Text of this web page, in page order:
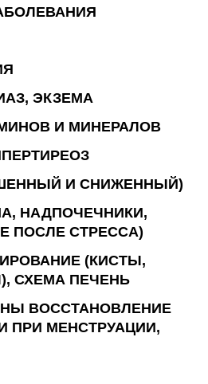
ЭКЗЕМА
И МИНЕРАЛОВ
И СНИЖЕННЫЙ)
НАДПОЧЕЧНИКИ,
ПОСЛЕ СТРЕССА)
(КИСТЫ,
СХЕМА ПЕЧЕНЬ
ВОССТАНОВЛЕНИЕ
ПРИ МЕНСТРУАЦИИ,